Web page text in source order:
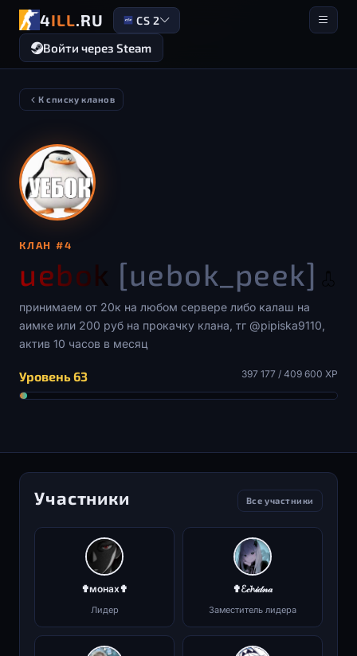
4ILL.RU CS 2
Войти через Steam
К списку кланов
КЛАН #4
uebok [uebok_peek]
принимаем от 20к на любом сервере либо калаш на
аимке или 200 руб на прокачку клана, тг @pipiska9110,
актив 10 часов в месяц
Уровень 63 397 177 / 409 600 XP
Участники Все участники
✟монах✟
Лидер
✟ℰ𝒸𝓱𝒾𝒹𝓃𝒶
Заместитель лидера